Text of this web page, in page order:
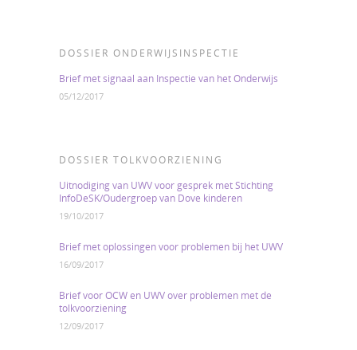
DOSSIER ONDERWIJSINSPECTIE
Brief met signaal aan Inspectie van het Onderwijs
05/12/2017
DOSSIER TOLKVOORZIENING
Uitnodiging van UWV voor gesprek met Stichting
InfoDeSK/Oudergroep van Dove kinderen
19/10/2017
Brief met oplossingen voor problemen bij het UWV
16/09/2017
Brief voor OCW en UWV over problemen met de
tolkvoorziening
12/09/2017